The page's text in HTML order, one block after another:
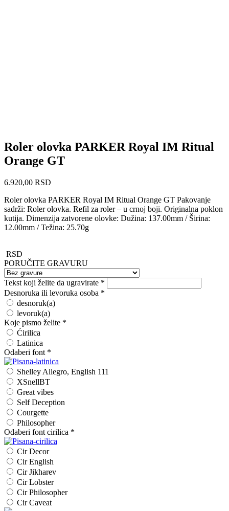
Roler olovka PARKER Royal IM Ritual
Orange GT
6.920,00 RSD
Roler olovka PARKER Royal IM Ritual Orange GT Pakovanje
sadrži: Roler olovka. Refil za roler – u crnoj boji. Originalna poklon
kutija. Dimenzija zatvorene olovke: Dužina: 137.00mm / Širina:
12.00mm / Težina: 25.70g
RSD
PORUČITE GRAVURU
Tekst koji želite da ugravirate *
Desnoruka ili levoruka osoba *
desnoruk(a)
levoruk(a)
Koje pismo želite *
Ćirilica
Latinica
Odaberi font *
Shelley Allegro, English 111
XSnellBT
Great vibes
Self Deception
Courgette
Philosopher
Odaberi font cirilica *
Cir Decor
Cir English
Cir Jikharev
Cir Lobster
Cir Philosopher
Cir Caveat